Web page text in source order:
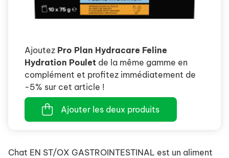
Ajoutez Pro Plan Hydracare Feline
Hydration Poulet de la même gamme en
complément et profitez immédiatement de
-5% sur cet article !
Ajouter les deux produits
Chat EN ST/OX GASTROINTESTINAL est un aliment